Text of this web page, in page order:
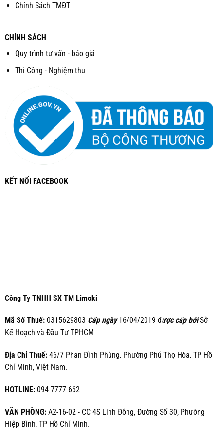
Chính Sách TMĐT
CHÍNH SÁCH
Quy trình tư vấn - báo giá
Thi Công - Nghiệm thu
KẾT NỐI FACEBOOK
Công Ty TNHH SX TM Limoki
Mã Số Thuế:0315629803 Cấp ngày16/04/2019 được cấp bởiSở
Kế Hoạch và Đầu Tư TPHCM
Địa Chỉ Thuế:46/7 Phan Đình Phùng, Phường Phú Thọ Hòa, TP Hồ
Chí Minh, Việt Nam.
HOTLINE:094 7777 662
VĂN PHÒNG:A2-16-02 - CC 4S Linh Đông, Đường Số 30, Phường
Hiệp Bình, TP Hồ Chí Minh.